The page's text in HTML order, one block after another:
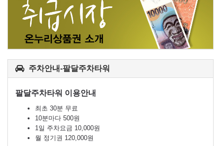
주차안내-팔달주차타워
팔달주차타워 이용안내
최초 30분 무료
10분마다 500원
1일 주차요금 10,000원
월 정기권 120,000원